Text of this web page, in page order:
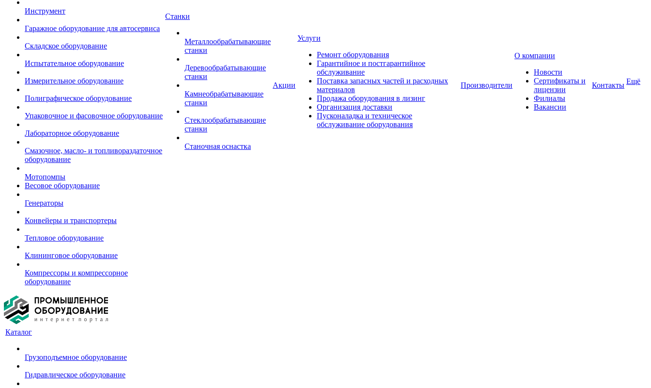
Инструмент
Гаражное оборудование для автосервиса
Складское оборудование
Испытательное оборудование
Измерительное оборудование
Полиграфическое оборудование
Упаковочное и фасовочное оборудование
Лабораторное оборудование
Смазочное, масло- и топливораздаточное
оборудование
Мотопомпы
Весовое оборудование
Генераторы
Конвейеры и транспортеры
Тепловое оборудование
Клининговое оборудование
Компрессоры и компрессорное
оборудование
Станки
Металлообрабатывающие
станки
Деревообрабатывающие
станки
Камнеобрабатывающие
станки
Стеклообрабатывающие
станки
Станочная оснастка
Акции
Услуги
Ремонт оборудования
Гарантийное и постгарантийное
обслуживание
Поставка запасных частей и расходных
материалов
Продажа оборудования в лизинг
Организация доставки
Пусконаладка и техническое
обслуживание оборудования
Производители
О компании
Новости
Сертификаты и
лицензии
Филиалы
Вакансии
Контакты Ещё
Каталог
Грузоподъемное оборудование
Гидравлическое оборудование